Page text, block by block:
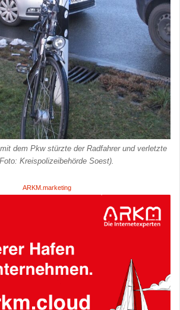
dem Pkw stürzte der Radfahrer und verletzte
Kreispolizeibehörde Soest).
ARKM.marketing